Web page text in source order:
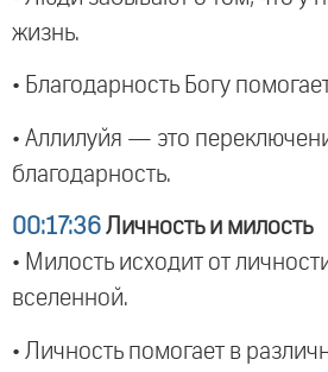
жизнь.
• Благодарность Богу
• Аллилуйя — это
благодарность.
00:17:36 Личность и милость
• Милость исходит от
вселенной.
• Личность помогает в